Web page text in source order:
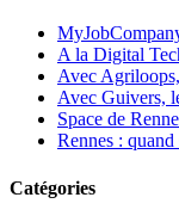
A la Digital
Avec
Avec Guivers,
Space de
Rennes :
Catégories